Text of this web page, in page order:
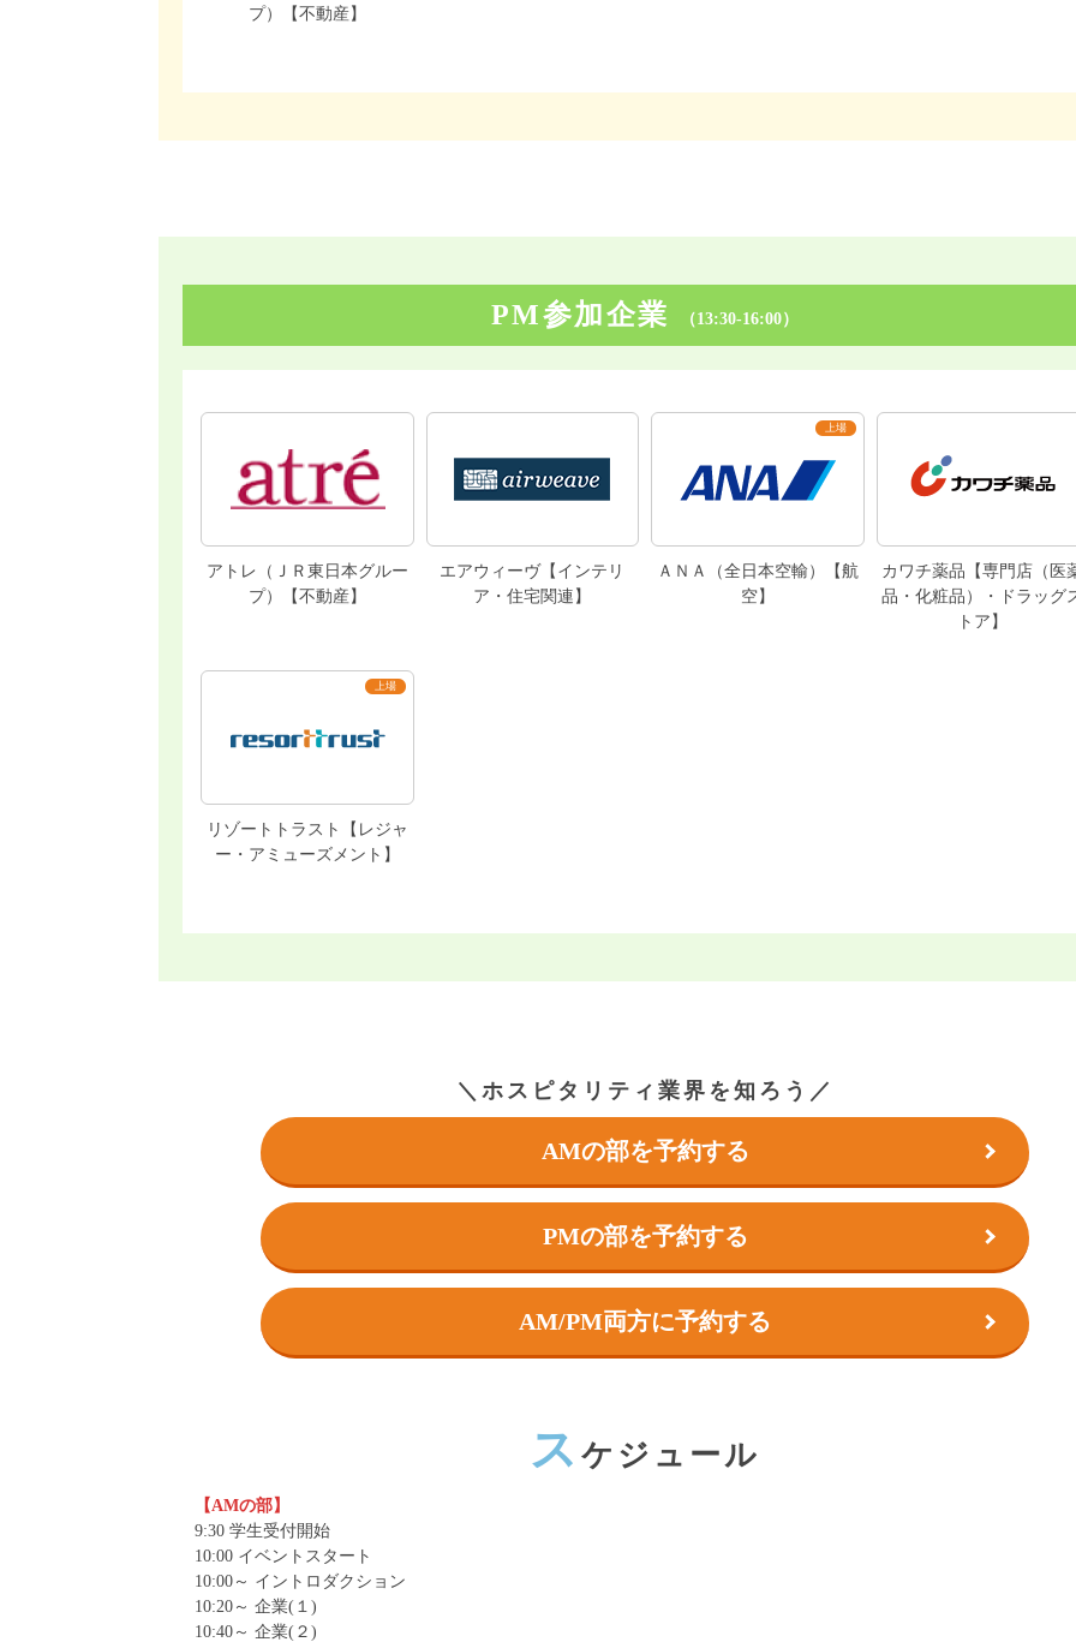
プ）【不動産】
PM参加企業 （13:30-16:00）
アトレ（ＪＲ東日本グルー
プ）【不動産】
エアウィーヴ【インテリ
ア・住宅関連】
ＡＮＡ（全日本空輸）【航
空】
カワチ薬品【専門店（医
品・化粧品）・ドラッグ
トア】
リゾートトラスト【レジャ
ー・アミューズメント】
＼ホスピタリティ業界を知ろう／
AMの部を予約する
PMの部を予約する
AM/PM両方に予約する
ス ケジュール
【AMの部】
9:30 学生受付開始
10:00 イベントスタート
10:00～ イントロダクション
10:20～ 企業(１)
10:40～ 企業(２)